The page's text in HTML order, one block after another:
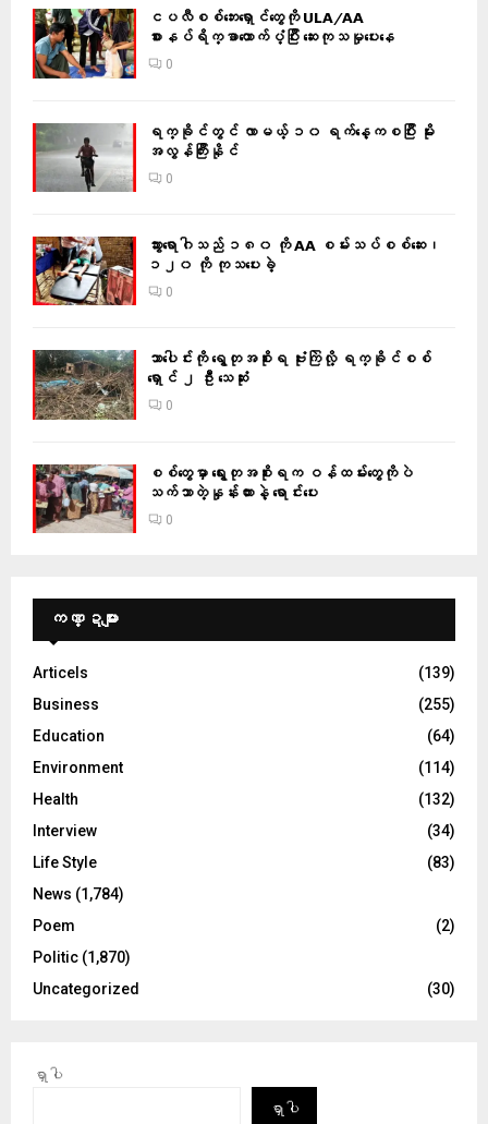
ငပလီစစ်ဘေးရှောင်တွေကို ULA/AA
စားနပ်ရိက္ခာထောက်ပံ့ပြီး ဆေးကုသမှုပေးနေ
0
ရက္ခိုင်တွင် လာမယ့် ၁၀ ရက်နေ့ကစပြီး မိုး
အလွန်ကြီးနိုင်
0
သွားရောဂါသည် ၁၈၀ ကို AA စမ်းသပ်စစ်ဆေး၊
၁၂၀ ကို ကုသပေးခဲ့
0
သာပေါင်းကို ရွေတုအစိုးရ ဗုံးကြဲလို့ ရက္ခိုင်စစ်
ရှောင် ၂ ဦး သေဆုံး
0
စစ်တွေမှာ ရွေးတုအစိုးရက ဝန်ထမ်းတွေကိုပဲ
သက်သာတဲ့နှုန်းထားနဲ့ ရောင်းပေး
0
ကဏ္ဍများ
Articels
(139)
Business
(255)
Education
(64)
Environment
(114)
Health
(132)
Interview
(34)
Life Style
(83)
News (1,784)
Poem
(2)
Politic (1,870)
Uncategorized
(30)
ရှာပါ
ရှာပါ